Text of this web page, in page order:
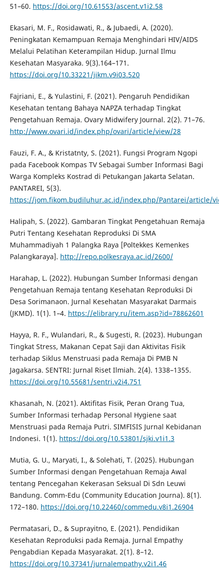
51–60. https://doi.org/10.61553/ascent.v1i2.58
Ekasari, M. F., Rosidawati, R., & Jubaedi, A. (2020).
Peningkatan Kemampuan Remaja Menghindari HIV/AIDS
Melalui Pelatihan Keterampilan Hidup. Jurnal Ilmu
Kesehatan Masyaraka. 9(3).164–171.
https://doi.org/10.33221/jikm.v9i03.520
Fajriani, E., & Yulastini, F. (2021). Pengaruh Pendidikan
Kesehatan tentang Bahaya NAPZA terhadap Tingkat
Pengetahuan Remaja. Ovary Midwifery Journal. 2(2). 71–76.
http://www.ovari.id/index.php/ovari/article/view/28
Fauzi, F. A., & Kristatnty, S. (2021). Fungsi Program Ngopi
pada Facebook Kompas TV Sebagai Sumber Informasi Bagi
Warga Kompleks Kostrad di Petukangan Jakarta Selatan.
PANTAREI, 5(3).
https://jom.fikom.budiluhur.ac.id/index.php/Pantarei/article/
Halipah, S. (2022). Gambaran Tingkat Pengetahuan Remaja
Putri Tentang Kesehatan Reproduksi Di SMA
Muhammadiyah 1 Palangka Raya [Poltekkes Kemenkes
Palangkaraya]. http://repo.polkesraya.ac.id/2600/
Harahap, L. (2022). Hubungan Sumber Informasi dengan
Pengetahuan Remaja tentang Kesehatan Reproduksi Di
Desa Sorimanaon. Jurnal Kesehatan Masyarakat Darmais
(JKMD). 1(1). 1–4. https://elibrary.ru/item.asp?id=78862601
Hayya, R. F., Wulandari, R., & Sugesti, R. (2023). Hubungan
Tingkat Stress, Makanan Cepat Saji dan Aktivitas Fisik
terhadap Siklus Menstruasi pada Remaja Di PMB N
Jagakarsa. SENTRI: Jurnal Riset Ilmiah. 2(4). 1338–1355.
https://doi.org/10.55681/sentri.v2i4.751
Khasanah, N. (2021). Aktifitas Fisik, Peran Orang Tua,
Sumber Informasi terhadap Personal Hygiene saat
Menstruasi pada Remaja Putri. SIMFISIS Jurnal Kebidanan
Indonesi. 1(1). https://doi.org/10.53801/sjki.v1i1.3
Mutia, G. U., Maryati, I., & Solehati, T. (2025). Hubungan
Sumber Informasi dengan Pengetahuan Remaja Awal
tentang Pencegahan Kekerasan Seksual Di Sdn Leuwi
Bandung. Comm-Edu (Community Education Journa). 8(1).
172–180. https://doi.org/10.22460/commedu.v8i1.26904
Permatasari, D., & Suprayitno, E. (2021). Pendidikan
Kesehatan Reproduksi pada Remaja. Jurnal Empathy
Pengabdian Kepada Masyarakat. 2(1). 8–12.
https://doi.org/10.37341/jurnalempathy.v2i1.46